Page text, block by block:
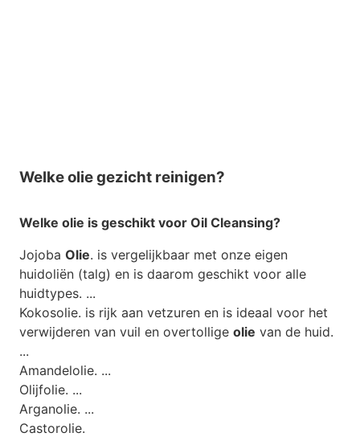
Welke olie gezicht reinigen?
Welke olie is geschikt voor Oil Cleansing?
Jojoba Olie. is vergelijkbaar met onze eigen
huidoliën (talg) en is daarom geschikt voor alle
huidtypes. ...
Kokosolie. is rijk aan vetzuren en is ideaal voor het
verwijderen van vuil en overtollige olie van de huid.
...
Amandelolie. ...
Olijfolie. ...
Arganolie. ...
Castorolie.